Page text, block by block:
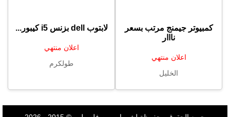
كمبيوتر جيمنج مرتب بسعر
نااار
اعلان منتهي
الخليل
لابتوب ⁦⁦dell⁩⁩ بزنس ⁦⁦i5⁩⁩ كيبور...
اعلان منتهي
طولكرم